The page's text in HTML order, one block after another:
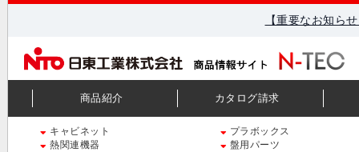
【重要なお知ら
商品紹介 カタログ請求
キャビネット
プラボックス
熱関連機器
盤用パーツ